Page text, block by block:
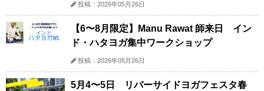
投稿：2026年05月26日
【6〜8月限定】Manu Rawat 師来日 イン
ド・ハタヨガ集中ワークショップ
投稿：2026年05月26日
5月4〜5日 リバーサイドヨガフェスタ春